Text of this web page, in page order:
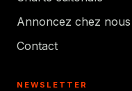
Annoncez chez nous
Contact
NEWSLETTER